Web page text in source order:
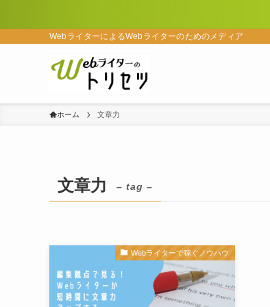
WebライターによるWebライターのためのメディア
ホーム 文章力
文章力 – tag –
Webライターで稼ぐノウハウ